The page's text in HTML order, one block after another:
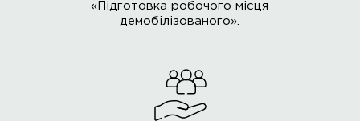
«Підготовка робочого місця
демобілізованого».